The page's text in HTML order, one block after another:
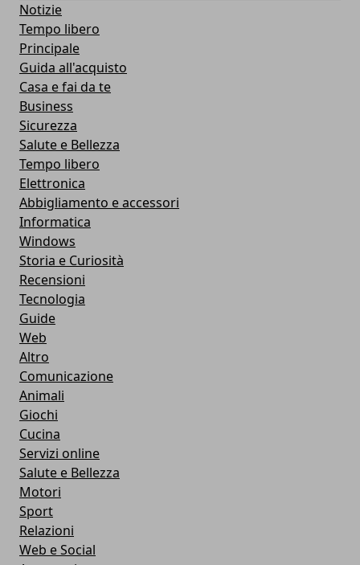
Notizie
Tempo libero
Principale
Guida all'acquisto
Casa e fai da te
Business
Sicurezza
Salute e Bellezza
Tempo libero
Elettronica
Abbigliamento e accessori
Informatica
Windows
Storia e Curiosità
Recensioni
Tecnologia
Guide
Web
Altro
Comunicazione
Animali
Giochi
Cucina
Servizi online
Salute e Bellezza
Motori
Sport
Relazioni
Web e Social